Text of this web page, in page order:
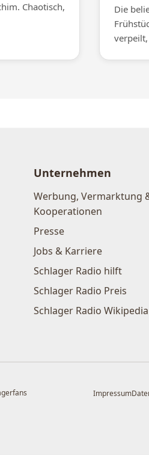
Chaotisch,
Die
Unternehmen
Werbung, Vermarktung
Kooperationen
Presse
Jobs & Karriere
Schlager Radio hilft
Schlager Radio Preis
Schlager Radio Wikipedia
Impressum